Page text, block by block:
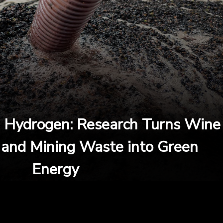
Research Turns Wine
Mining Waste into Green
Energy